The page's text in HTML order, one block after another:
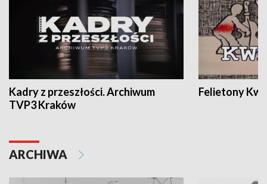
Kadry z przeszłości. Archiwum
TVP3 Kraków
Felietony
ARCHIWA